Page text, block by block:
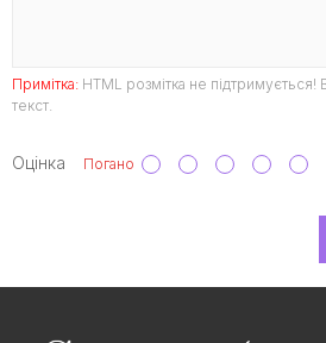
Примітка: HTML розмітка не
текст.
Оцінка Погано